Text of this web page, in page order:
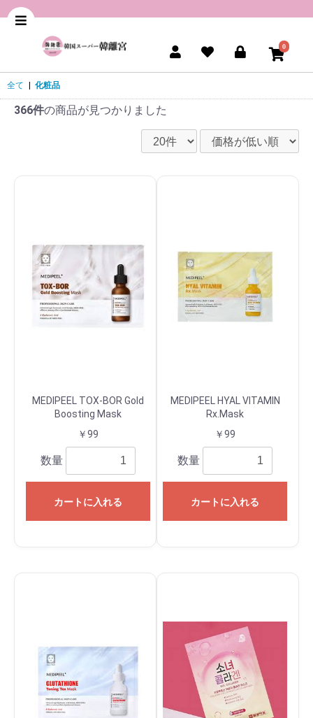
0
全て | 化粧品
366件の商品が見つかりました
MEDIPEEL TOX-BOR Gold
Boosting Mask
￥99
数量
カートに入れる
MEDIPEEL HYAL VITAMIN
Rx.Mask
￥99
数量
カートに入れる